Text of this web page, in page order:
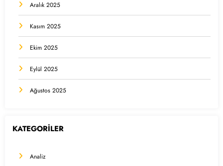
Aralık 2025
Kasım 2025
Ekim 2025
Eylül 2025
Ağustos 2025
KATEGORİLER
Analiz